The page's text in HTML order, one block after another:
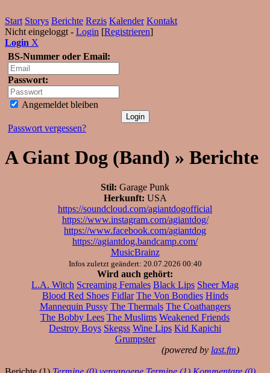
Start Storys Berichte Rezis Kalender Kontakt
Nicht eingeloggt - Login [Registrieren]
Login X
BS-Nummer oder Email:
Passwort:
Angemeldet bleiben
Passwort vergessen?
A Giant Dog (Band) » Berichte
Stil: Garage Punk
Herkunft: USA
https://soundcloud.com/agiantdogofficial
https://www.instagram.com/agiantdog/
https://www.facebook.com/agiantdog
https://agiantdog.bandcamp.com/
MusicBrainz
Infos zuletzt geändert: 20.07.2026 00:40
Wird auch gehört:
L.A. Witch Screaming Females Black Lips Sheer Mag
Blood Red Shoes Fidlar The Von Bondies Hinds
Mannequin Pussy The Thermals The Coathangers
The Bobby Lees The Muslims Weakened Friends
Destroy Boys Skegss Wine Lips Kid Kapichi
Grumpster
(powered by last.fm)